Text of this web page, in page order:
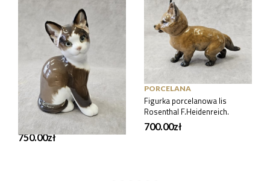
PORCELANA
Kot porcelanowy
Rosenthal, Th.Karner 13
750.00zł
PORCELANA
Figurka porcelanowa lis
Rosenthal F.Heidenreich.
700.00zł